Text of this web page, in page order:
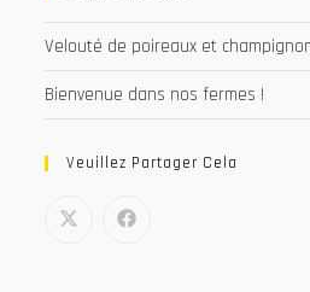
nouvel
onglet
Velouté de poireaux et
Bienvenue dans nos fermes !
Veuillez Partager Cela